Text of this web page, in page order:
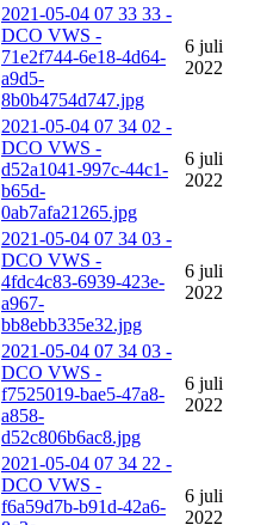
2021-05-04 07 33 33 -
DCO VWS -
71e2f744-6e18-4d64-
a9d5-
8b0b4754d747.jpg
6 juli
2022
2021-05-04 07 34 02 -
DCO VWS -
d52a1041-997c-44c1-
b65d-
0ab7afa21265.jpg
6 juli
2022
2021-05-04 07 34 03 -
DCO VWS -
4fdc4c83-6939-423e-
a967-
bb8ebb335e32.jpg
6 juli
2022
2021-05-04 07 34 03 -
DCO VWS -
f7525019-bae5-47a8-
a858-
d52c806b6ac8.jpg
6 juli
2022
2021-05-04 07 34 22 -
DCO VWS -
f6a59d7b-b91d-42a6-
6 juli
2022